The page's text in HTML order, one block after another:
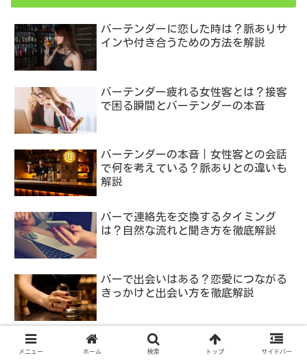
バーテンダーに恋した時は？脈ありサ
インや付き合うための方法を解説
バーテンダー疲れる女性客とは？接客
で困る瞬間とバーテンダーの本音
バーテンダーの本音｜女性客との会話
で何を考えている？脈ありとの違いも
解説
バーで連絡先を交換するタイミング
は？自然な流れと聞き方を徹底解説
バーで出会いはある？恋愛につながる
きっかけと出会い方を徹底解説
バー初心者でも恥ずかしくない！初め
てのバーで知っておきたいマナー
メニュー ホーム 検索 トップ サイドバー